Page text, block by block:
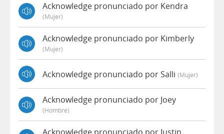
Acknowledge pronunciado por Kendra
(mujer)
Acknowledge pronunciado por Kimberly
(mujer)
Acknowledge pronunciado por Salli (mujer)
Acknowledge pronunciado por Joey
(hombre)